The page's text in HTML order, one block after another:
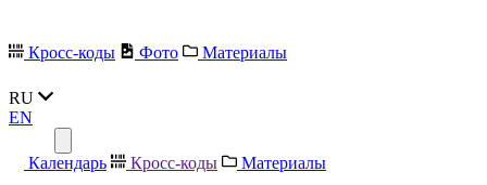
Кросс-коды Фото Материалы
RU
EN
Календарь Кросс-коды Материалы